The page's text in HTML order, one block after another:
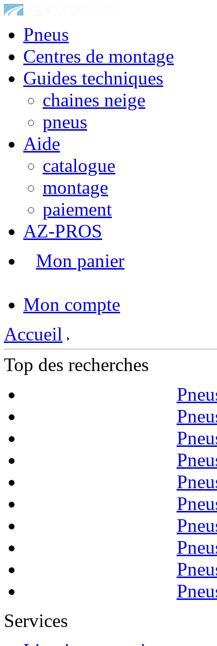
Pneus
Centres de montage
Guides techniques
chaines neige
pneus
Aide
catalogue
montage
paiement
AZ-PROS
Mon panier
Mon compte
Accueil
Top des recherches
Services